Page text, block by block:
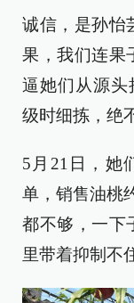
诚信，是孙怡
果，我们连果
逼她们从源
级时细拣，绝
5月21日，她
单，销售油桃
都不够，一下
里带着抑制不